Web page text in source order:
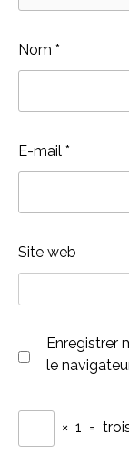
Nom *
E-mail *
Site web
Enregistrer
le
× 1 =